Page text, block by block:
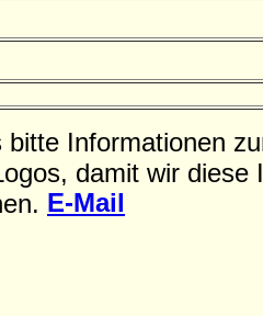
bitte Informationen
damit wir diese
E-Mail